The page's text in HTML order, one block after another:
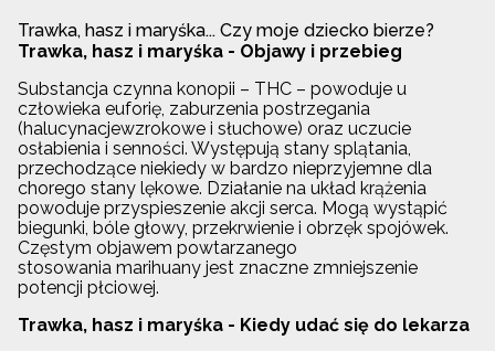
Trawka, hasz i maryśka... Czy moje dziecko bierze?
Trawka, hasz i maryśka - Objawy i przebieg
Substancja czynna konopii – THC – powoduje u
człowieka euforię, zaburzenia postrzegania
(halucynacjewzrokowe i słuchowe) oraz uczucie
osłabienia i senności. Występują stany splątania,
przechodzące niekiedy w bardzo nieprzyjemne dla
chorego stany lękowe. Działanie na układ krążenia
powoduje przyspieszenie akcji serca. Mogą wystąpić
biegunki, bóle głowy, przekrwienie i obrzęk spojówek.
Częstym objawem powtarzanego
stosowania marihuany jest znaczne zmniejszenie
potencji płciowej.
Trawka, hasz i maryśka - Kiedy udać się do lekarza